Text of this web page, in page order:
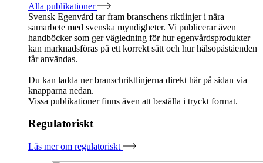
Alla publikationer
Svensk Egenvård tar fram branschens riktlinjer i nära
samarbete med svenska myndigheter. Vi publicerar även
handböcker som ger vägledning för hur egenvårdsprodukter
kan marknadsföras på ett korrekt sätt och hur hälsopåståenden
får användas.
Du kan ladda ner branschriktlinjerna direkt här på sidan via
knapparna nedan.
Vissa publikationer finns även att beställa i tryckt format.
Regulatoriskt
Läs mer om regulatoriskt